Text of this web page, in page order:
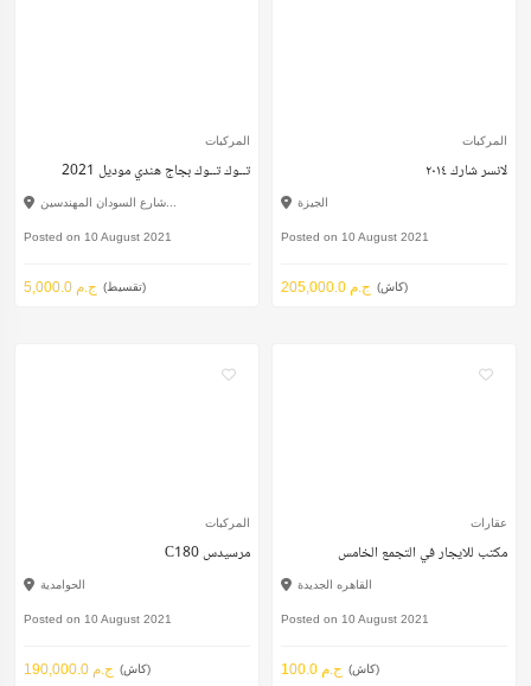
المركبات
تــوك تــوك بجاج هندي موديل 2021
Posted on 10 August 2021
5,000.0 ج.م (تقسيط)
المركبات
لانسر شارك ٢٠١٤
الجيزة
Posted on 10 August 2021
205,000.0 ج.م (كاش)
المركبات
C180 مرسيدس
الحوامدية
Posted on 10 August 2021
190,000.0 ج.م (كاش)
عقارات
مكتب للايجار في التجمع الخامس
القاهره الجديدة
Posted on 10 August 2021
100.0 ج.م (كاش)